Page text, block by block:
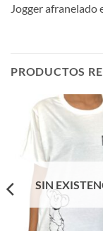
Jogger afranelado
PRODUCTOS
SIN